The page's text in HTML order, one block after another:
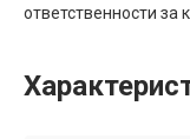
ответственности за